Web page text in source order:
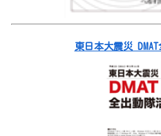
東日本大震災